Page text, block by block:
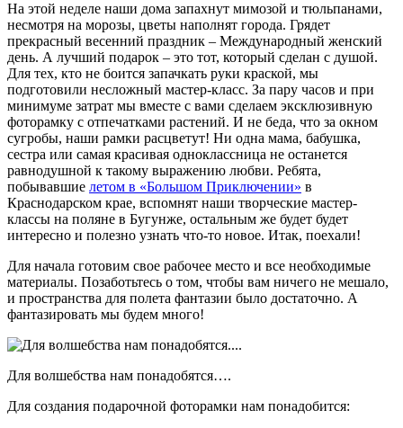
На этой неделе наши дома запахнут мимозой и тюльпанами,
несмотря на морозы, цветы наполнят города. Грядет
прекрасный весенний праздник – Международный женский
день. А лучший подарок – это тот, который сделан с душой.
Для тех, кто не боится запачкать руки краской, мы
подготовили несложный мастер-класс. За пару часов и при
минимуме затрат мы вместе с вами сделаем эксклюзивную
фоторамку с отпечатками растений. И не беда, что за окном
сугробы, наши рамки расцветут! Ни одна мама, бабушка,
сестра или самая красивая одноклассница не останется
равнодушной к такому выражению любви. Ребята,
побывавшие летом в «Большом Приключении» в
Краснодарском крае, вспомнят наши творческие мастер-
классы на поляне в Бугунже, остальным же будет будет
интересно и полезно узнать что-то новое. Итак, поехали!
Для начала готовим свое рабочее место и все необходимые
материалы. Позаботьтесь о том, чтобы вам ничего не мешало,
и пространства для полета фантазии было достаточно. А
фантазировать мы будем много!
Для волшебства нам понадобятся….
Для создания подарочной фоторамки нам понадобится: